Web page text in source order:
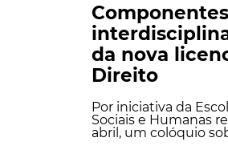
da nova
Direito
Por iniciativa da
Sociais e Humanas
abril, um colóquio